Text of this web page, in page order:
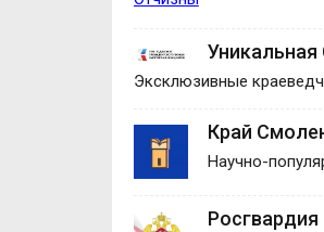
Эксклюзивные
Край
Научно-
Росгвардия